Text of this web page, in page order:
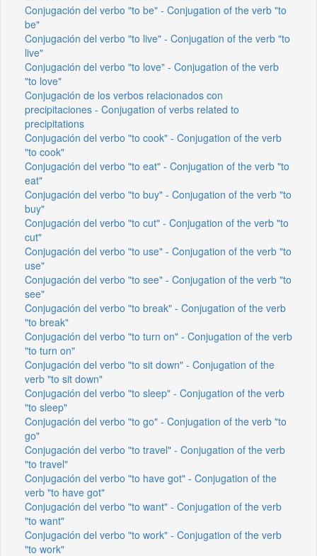
Conjugación del verbo "to be" - Conjugation of the verb "to
be"
Conjugación del verbo "to live" - Conjugation of the verb "to
live"
Conjugación del verbo "to love" - Conjugation of the verb
"to love"
Conjugación de los verbos relacionados con
precipitaciones - Conjugation of verbs related to
precipitations
Conjugación del verbo "to cook" - Conjugation of the verb
"to cook"
Conjugación del verbo "to eat" - Conjugation of the verb "to
eat"
Conjugación del verbo "to buy" - Conjugation of the verb "to
buy"
Conjugación del verbo "to cut" - Conjugation of the verb "to
cut"
Conjugación del verbo "to use" - Conjugation of the verb "to
use"
Conjugación del verbo "to see" - Conjugation of the verb "to
see"
Conjugación del verbo "to break" - Conjugation of the verb
"to break"
Conjugación del verbo "to turn on" - Conjugation of the verb
"to turn on"
Conjugación del verbo "to sit down" - Conjugation of the
verb "to sit down"
Conjugación del verbo "to sleep" - Conjugation of the verb
"to sleep"
Conjugación del verbo "to go" - Conjugation of the verb "to
go"
Conjugación del verbo "to travel" - Conjugation of the verb
"to travel"
Conjugación del verbo "to have got" - Conjugation of the
verb "to have got"
Conjugación del verbo "to want" - Conjugation of the verb
"to want"
Conjugación del verbo "to work" - Conjugation of the verb
"to work"